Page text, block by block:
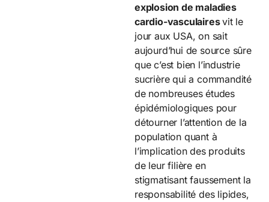
explosion de maladies
cardio-vasculairesvit le
jour aux USA, on sait
aujourd’hui de source sûre
que c’est bien l’industrie
sucrière qui a commandité
de nombreuses études
épidémiologiques pour
détourner l’attention de la
population quant à
l’implication des produits
de leur filière en
stigmatisant faussement la
responsabilité des lipides,